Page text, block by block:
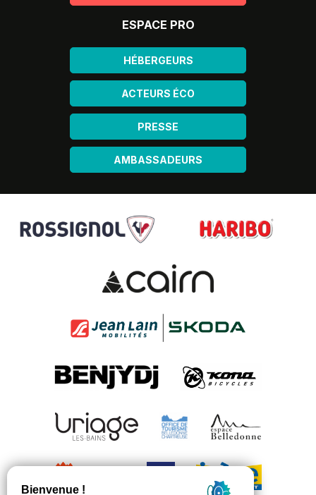
ESPACE PRO
HÉBERGEURS
ACTEURS ÉCO
PRESSE
AMBASSADEURS